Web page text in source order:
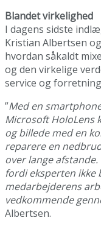
Blandet virkelighed
I dagens sidste
Kristian Albertsen
hvordan såkaldt
og den virkelige
service og
”Med en
Microsoft HoloLens
og billede med en
reparere en
over lange
fordi eksperten ikke
medarbejderens
vedkommende
Albertsen.